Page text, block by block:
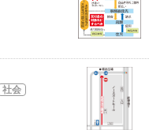
社会